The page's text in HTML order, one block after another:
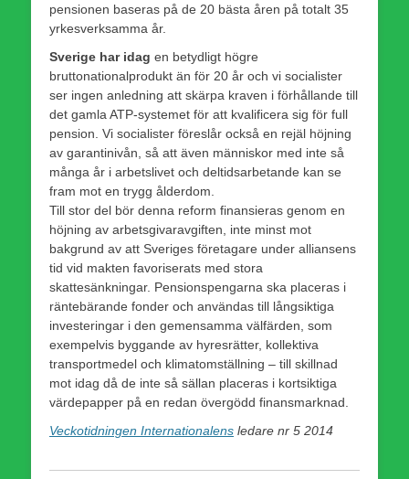
pensionen baseras på de 20 bästa åren på totalt 35
yrkesverksamma år.
Sverige har idag en betydligt högre
bruttonationalprodukt än för 20 år och vi socialister
ser ingen anledning att skärpa kraven i förhållande till
det gamla ATP-systemet för att kvalificera sig för full
pension. Vi socialister föreslår också en rejäl höjning
av garantinivån, så att även människor med inte så
många år i arbetslivet och deltidsarbetande kan se
fram mot en trygg ålderdom.
Till stor del bör denna reform finansieras genom en
höjning av arbetsgivaravgiften, inte minst mot
bakgrund av att Sveriges företagare under alliansens
tid vid makten favoriserats med stora
skattesänkningar. Pensionspengarna ska placeras i
räntebärande fonder och användas till långsiktiga
investeringar i den gemensamma välfärden, som
exempelvis byggande av hyresrätter, kollektiva
transportmedel och klimatomställning – till skillnad
mot idag då de inte så sällan placeras i kortsiktiga
värdepapper på en redan övergödd finansmarknad.
Veckotidningen Internationalens ledare nr 5 2014